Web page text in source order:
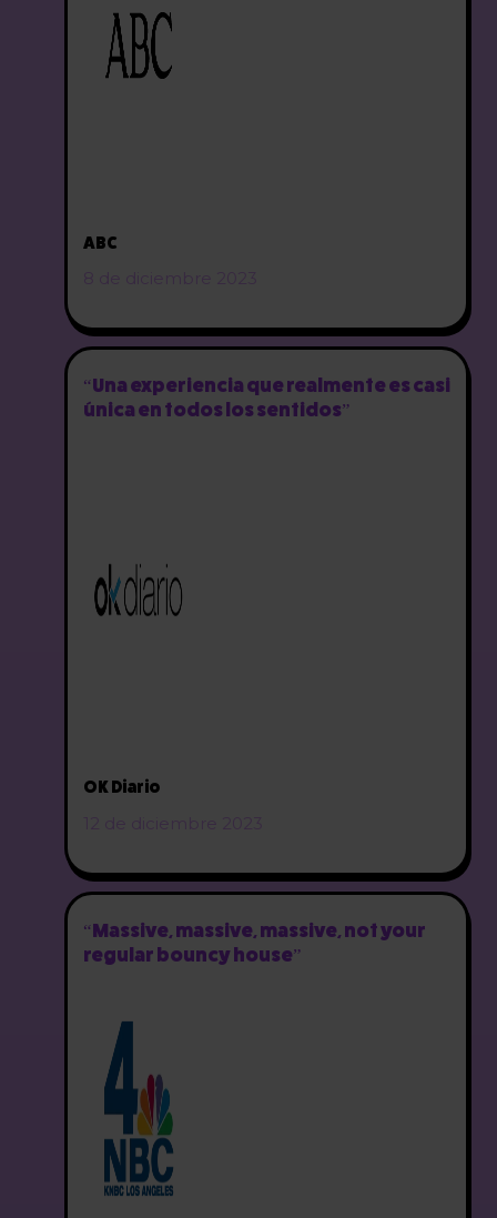
ABC
“Una experiencia que realmente es casi
única en todos los sentidos”
OK Diario
“Massive, massive, massive, not your
regular bouncy house”